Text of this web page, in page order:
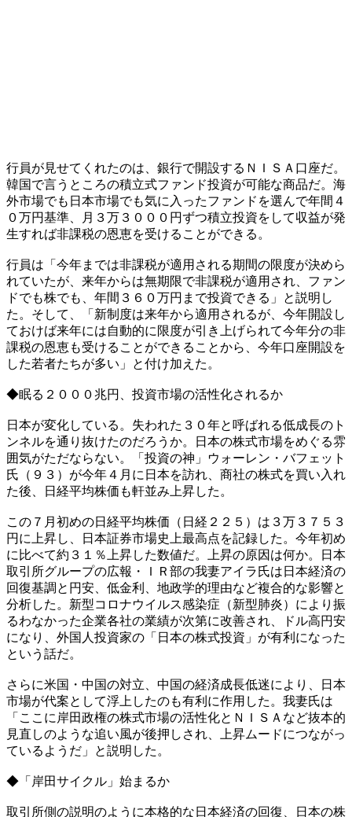
行員が見せてくれたのは、銀行で開設するＮＩＳＡ口座だ。
韓国で言うところの積立式ファンド投資が可能な商品だ。海
外市場でも日本市場でも気に入ったファンドを選んで年間４
０万円基準、月３万３０００円ずつ積立投資をして収益が発
生すれば非課税の恩恵を受けることができる。
行員は「今年までは非課税が適用される期間の限度が決めら
れていたが、来年からは無期限で非課税が適用され、ファン
ドでも株でも、年間３６０万円まで投資できる」と説明し
た。そして、「新制度は来年から適用されるが、今年開設し
ておけば来年には自動的に限度が引き上げられて今年分の非
課税の恩恵も受けることができることから、今年口座開設を
した若者たちが多い」と付け加えた。
◆眠る２０００兆円、投資市場の活性化されるか
日本が変化している。失われた３０年と呼ばれる低成長のト
ンネルを通り抜けたのだろうか。日本の株式市場をめぐる雰
囲気がただならない。「投資の神」ウォーレン・バフェット
氏（９３）が今年４月に日本を訪れ、商社の株式を買い入れ
た後、日経平均株価も軒並み上昇した。
この７月初めの日経平均株価（日経２２５）は３万３７５３
円に上昇し、日本証券市場史上最高点を記録した。今年初め
に比べて約３１％上昇した数値だ。上昇の原因は何か。日本
取引所グループの広報・ＩＲ部の我妻アイラ氏は日本経済の
回復基調と円安、低金利、地政学的理由など複合的な影響と
分析した。新型コロナウイルス感染症（新型肺炎）により振
るわなかった企業各社の業績が次第に改善され、ドル高円安
になり、外国人投資家の「日本の株式投資」が有利になった
という話だ。
さらに米国・中国の対立、中国の経済成長低迷により、日本
市場が代案として浮上したのも有利に作用した。我妻氏は
「ここに岸田政権の株式市場の活性化とＮＩＳＡなど抜本的
見直しのような追い風が後押しされ、上昇ムードにつながっ
ているようだ」と説明した。
◆「岸田サイクル」始まるか
取引所側の説明のように本格的な日本経済の回復、日本の株